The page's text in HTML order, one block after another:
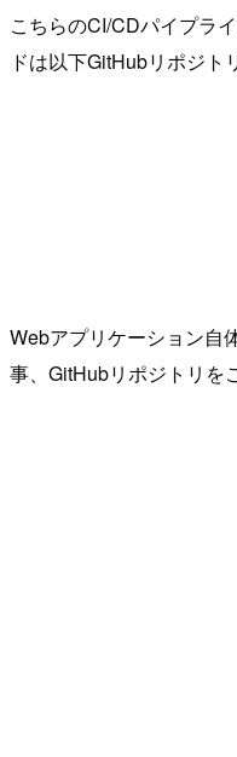
こちらのCI/CDパイプラ
ドは以下GitHubリポジト
Webアプリケーション自
事、GitHubリポジトリを